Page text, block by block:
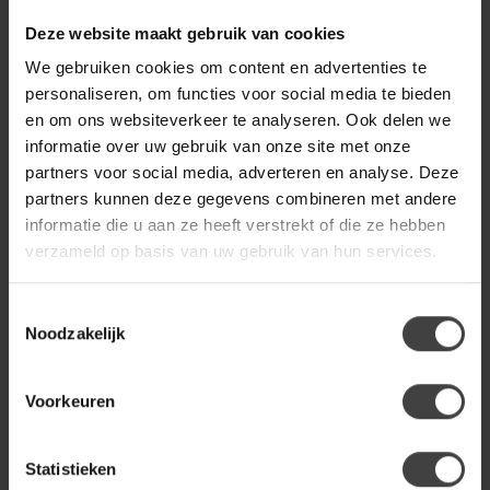
Deze website maakt gebruik van cookies
We gebruiken cookies om content en advertenties te
personaliseren, om functies voor social media te bieden
en om ons websiteverkeer te analyseren. Ook delen we
informatie over uw gebruik van onze site met onze
partners voor social media, adverteren en analyse. Deze
partners kunnen deze gegevens combineren met andere
informatie die u aan ze heeft verstrekt of die ze hebben
verzameld op basis van uw gebruik van hun services.
Noodzakelijk
Voorkeuren
Statistieken
Op voorraad
WOONSTIJL
WoonStijl Hanglamp Ø70
copper twist
Op voorraad
199,00
Heb je een vraag over dit product?
gerust contact op met onze klantenservice
info@houtenmeubeloutlet.nl
+31 224 850
Recent bekeken